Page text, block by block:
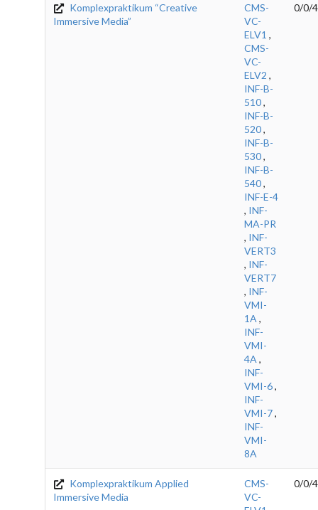
Komplexpraktikum “Creative
Immersive Media”
CMS-
VC-
ELV1 ,
CMS-
VC-
ELV2 ,
INF-B-
510,
INF-B-
520,
INF-B-
530,
INF-B-
540,
INF-E-4
, INF-
MA-PR
, INF-
VERT3
, INF-
VERT7
, INF-
VMI-
1A ,
INF-
VMI-
4A ,
INF-
VMI-6,
INF-
VMI-7,
INF-
VMI-
8A
0/0/4
Komplexpraktikum Applied
Immersive Media
CMS-
VC-
0/0/4